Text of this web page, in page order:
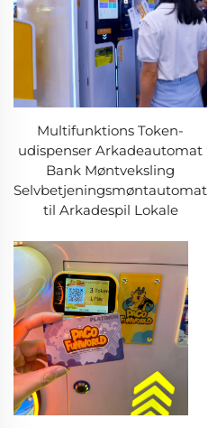
Multifunktions Token-
udispenser Arkadeautomat
Bank Møntveksling
Selvbetjeningsmøntautomat
til Arkadespil Lokale